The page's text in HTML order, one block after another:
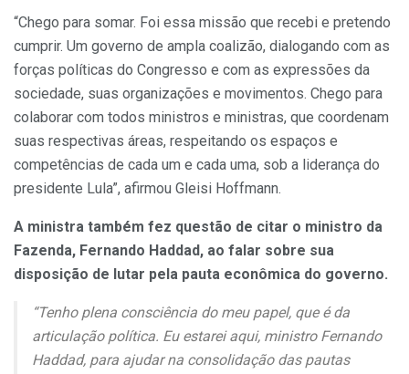
“Chego para somar. Foi essa missão que recebi e pretendo
cumprir. Um governo de ampla coalizão, dialogando com as
forças políticas do Congresso e com as expressões da
sociedade, suas organizações e movimentos. Chego para
colaborar com todos ministros e ministras, que coordenam
suas respectivas áreas, respeitando os espaços e
competências de cada um e cada uma, sob a liderança do
presidente Lula”, afirmou Gleisi Hoffmann.
A ministra também fez questão de citar o ministro da
Fazenda, Fernando Haddad, ao falar sobre sua
disposição de lutar pela pauta econômica do governo.
“Tenho plena consciência do meu papel, que é da
articulação política. Eu estarei aqui, ministro Fernando
Haddad, para ajudar na consolidação das pautas